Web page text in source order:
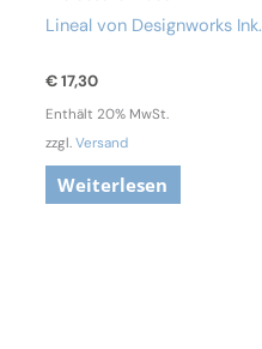
Lineal von Designworks Ink.
€17,30
Enthält 20% MwSt.
zzgl.Versand
Weiterlesen